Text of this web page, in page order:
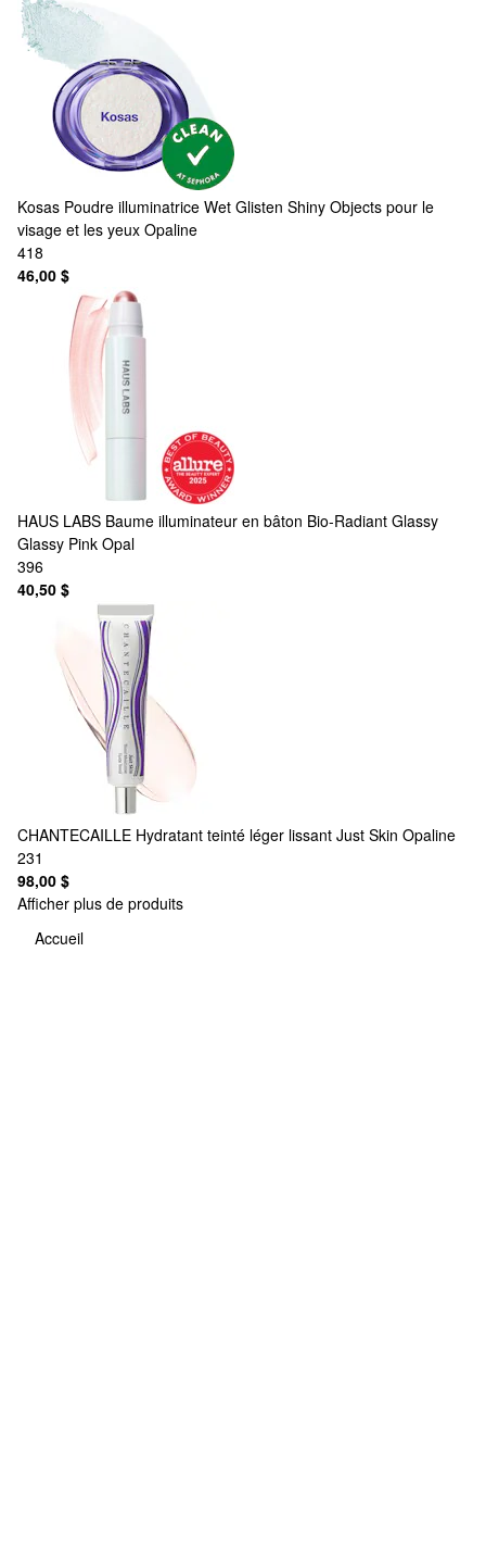
Kosas Poudre illuminatrice Wet Glisten Shiny Objects pour le
visage et les yeux Opaline
418
46,00 $
HAUS LABS Baume illuminateur en bâton Bio-Radiant Glassy
Glassy Pink Opal
396
40,50 $
CHANTECAILLE Hydratant teinté léger lissant Just Skin Opaline
231
98,00 $
Afficher plus de produits
Accueil